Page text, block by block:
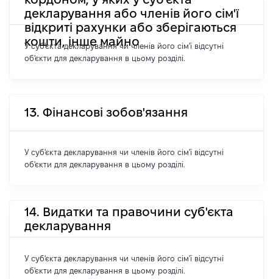
декларування або членів його сім'ї
відкриті рахунки або зберігаються
кошти, інше майно
У суб'єкта декларування чи членів його сім'ї відсутні
об'єкти для декларування в цьому розділі.
13. Фінансові зобов'язання
У суб'єкта декларування чи членів його сім'ї відсутні
об'єкти для декларування в цьому розділі.
14. Видатки та правочини суб'єкта
декларування
У суб'єкта декларування чи членів його сім'ї відсутні
об'єкти для декларування в цьому розділі.